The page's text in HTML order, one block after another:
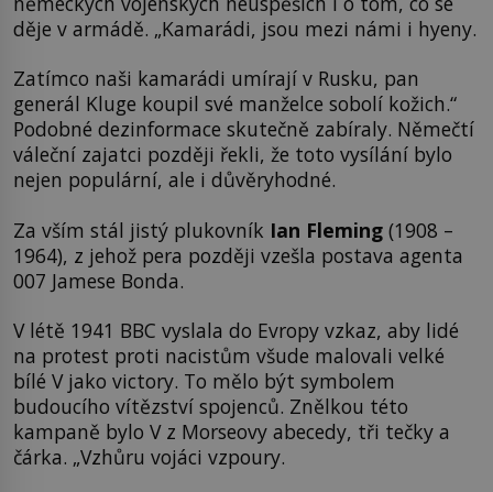
děje v armádě. „Kamarádi, jsou mezi námi i hyeny.
Zatímco naši kamarádi umírají v Rusku, pan
generál Kluge koupil své manželce sobolí kožich.“
Podobné dezinformace skutečně zabíraly. Němečtí
váleční zajatci později řekli, že toto vysílání bylo
nejen populární, ale i důvěryhodné.
Za vším stál jistý plukovník Ian Fleming (1908 –
1964), z jehož pera později vzešla postava agenta
007 Jamese Bonda.
V létě 1941 BBC vyslala do Evropy vzkaz, aby lidé
na protest proti nacistům všude malovali velké
bílé V jako victory. To mělo být symbolem
budoucího vítězství spojenců. Znělkou této
kampaně bylo V z Morseovy abecedy, tři tečky a
čárka. „Vzhůru vojáci vzpoury.